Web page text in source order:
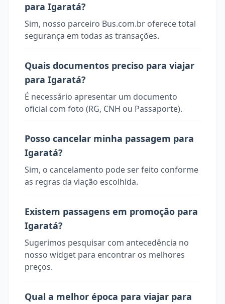
para Igaratá?
Sim, nosso parceiro Bus.com.br oferece total
segurança em todas as transações.
Quais documentos preciso para viajar
para Igaratá?
É necessário apresentar um documento
oficial com foto (RG, CNH ou Passaporte).
Posso cancelar minha passagem para
Igaratá?
Sim, o cancelamento pode ser feito conforme
as regras da viação escolhida.
Existem passagens em promoção para
Igaratá?
Sugerimos pesquisar com antecedência no
nosso widget para encontrar os melhores
preços.
Qual a melhor época para viajar para